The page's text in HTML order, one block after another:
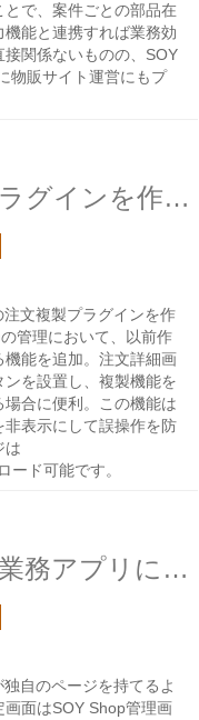
で、案件ごとの部品在
能と連携すれば業務効
関係ないものの、SOY
物販サイト運営にもプ
SOY Shopで注文複製プラグインを作成しました
文複製プラグインを作
管理において、以前作
能を追加。注文詳細画
を設置し、複製機能を
合に便利。この機能は
表示にして誤操作を防
は
ド可能です。
SOY Shopで在庫管理の業務アプリに向けての機能追加
自のページを持てるよ
面はSOY Shop管理画